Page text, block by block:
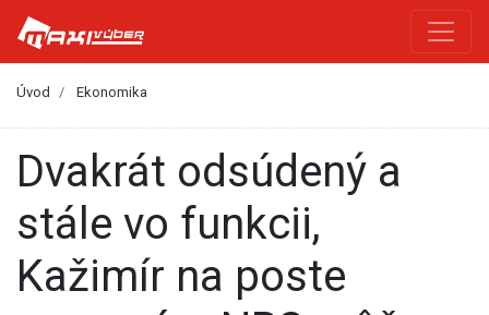
Úvod Ekonomika
Dvakrát odsúdený a
stále vo funkcii,
Kažimír na poste